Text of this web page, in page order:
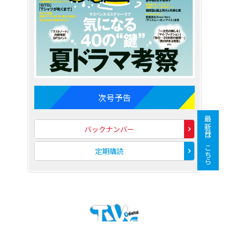
次号予告
バックナンバー
定期購読 最新号はこちら